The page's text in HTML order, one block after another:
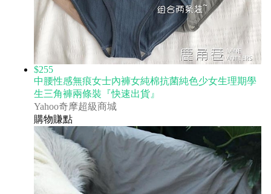
$255
中腰性感無痕女士內褲女純棉抗菌純色少女生理期學
生三角褲兩條裝『快速出貨』
Yahoo奇摩超級商城
購物賺點